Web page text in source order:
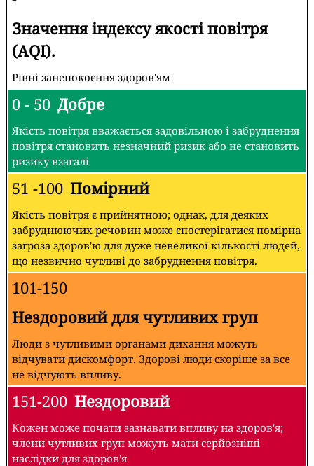
Значення індексу якості повітря
(AQI).
Рівні занепокоєння здоров'ям
0 - 50 Добре
Якість повітря вважається задовільною і забруднення
повітря становить незначний ризик або не становить
ризику взагалі
51 -100 Помірний
Якість повітря є прийнятною; однак, для деяких
забруднюючих речовин може спостерігатися помірна
загроза здоров'ю для дуже невеликої кількості людей,
що незвично чутливі до забруднення повітря.
101-150
Нездоровий для чутливих груп
Люди з чутливими органами дихання можуть
відчувати дискомфорт. Здорові люди скоріше за все
не відчують впливу.
151-200 Нездоровий
Кожен може почати зазнавати впливу на здоров'я;
члени чутливих груп можуть мати серйозніші
наслідки для здоров'я